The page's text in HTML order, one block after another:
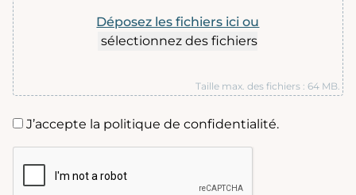
Déposez les fichiers ici ou
sélectionnez des fichiers
Taille max. des fichiers : 64 MB.
J’accepte la politique de confidentialité.
CAPTCHA